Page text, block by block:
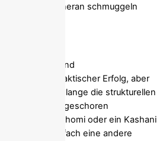
nach Teheran schmuggeln
und
ist zwar ein taktischer Erfolg, aber
Versagen, solange die strukturellen
ungeschoren
wenn ein Ghomi oder ein Kashani
Regime einfach eine andere